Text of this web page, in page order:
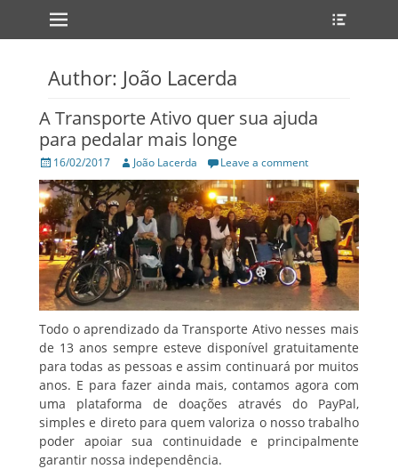
Primary Menu
Skip
Author: João Lacerda
A Transporte Ativo quer sua ajuda
para pedalar mais longe
Posted
on
16/02/2017 Author
João Lacerda Leave a comment
Todo o aprendizado da Transporte Ativo nesses mais
de 13 anos sempre esteve disponível gratuitamente
para todas as pessoas e assim continuará por muitos
anos. E para fazer ainda mais, contamos agora com
uma plataforma de doações através do PayPal,
simples e direto para quem valoriza o nosso trabalho
poder apoiar sua continuidade e principalmente
garantir nossa independência.